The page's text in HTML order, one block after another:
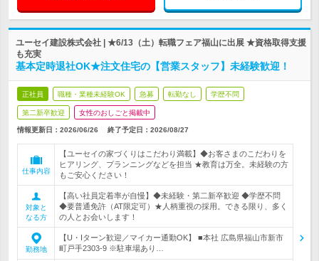
ユーセイ建設株式会社 | ★6/13（土）転職フェア福山に出展 ★資格取得支援
も充実
基本定時退社OK★注文住宅の【営業スタッフ】未経験歓迎！
正社員 職種・業種未経験OK 急募 転勤なし 学歴不問
第二新卒歓迎 女性のおしごと掲載中
情報更新日：2026/06/26 終了予定日： 2026/08/27
仕事内容
【ユーセイの家づくりはこだわり満載】◆お客さまのこだわりを
ヒアリング、プランニングなどを担当 ★教育は万全。未経験の方
もご安心ください！
対象と
なる方
【高い社員定着率が自慢】◆未経験・第二新卒歓迎 ◆学歴不問
◆要普通免許（AT限定可）★人柄重視の採用。できる限り、多く
の人とお会いします！
勤務地
【U・Iターン歓迎／マイカー通勤OK】 ■本社 広島県福山市新市
町戸手2303-9 ※駐車場あり…